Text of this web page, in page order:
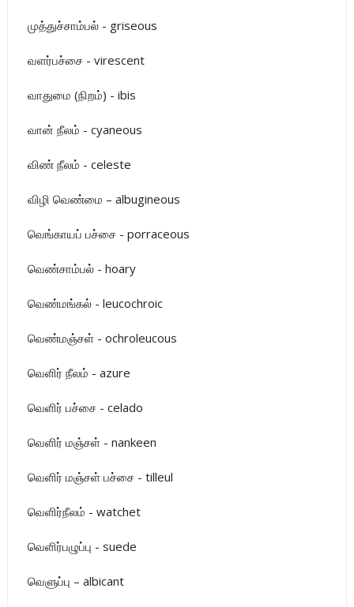
முத்துச்சாம்பல் - griseous
வளர்பச்சை - virescent
வாதுமை (நிறம்) - ibis
வான் நீலம் - cyaneous
விண் நீலம் - celeste
விழி வெண்மை – albugineous
வெங்காயப் பச்சை - porraceous
வெண்சாம்பல் - hoary
வெண்மங்கல் - leucochroic
வெண்மஞ்சள் - ochroleucous
வெளிர் நீலம் - azure
வெளிர் பச்சை - celado
வெளிர் மஞ்சள் - nankeen
வெளிர் மஞ்சள் பச்சை - tilleul
வெளிர்நீலம் - watchet
வெளிர்பழுப்பு - suede
வெளுப்பு – albicant